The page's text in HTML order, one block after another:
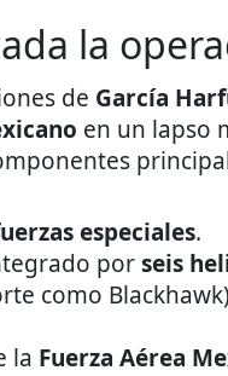
la
de García
en un lapso
especiales.
porseis
como
la Fuerza Aérea